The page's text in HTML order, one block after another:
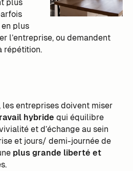
plus
l’entreprise, ou demandent
répétition.
les entreprises doivent miser
hybride qui équilibre
et d’échange au sein
et jours/ demi-journée de
plus grande liberté et